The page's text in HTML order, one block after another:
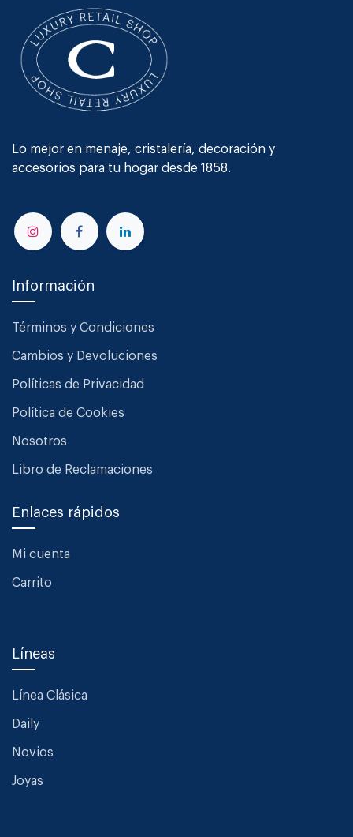
Lo mejor en menaje, cristalería, decoración y
accesorios para tu hogar desde 1858.
Información
Términos y Condiciones
Cambios y Devoluciones
Políticas de Privacidad
Política de Cookies
Nosotros
Libro de Reclamaciones
Enlaces rápidos
Mi cuenta
Carrito
Líneas
Línea Clásica
Daily
Novios
Joyas